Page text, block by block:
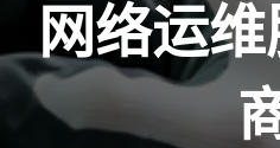
网络运